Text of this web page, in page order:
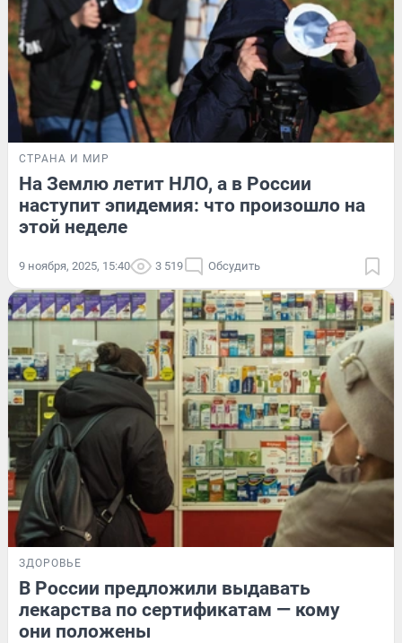
СТРАНА И МИР
На Землю летит НЛО, а в России
наступит эпидемия: что произошло на
этой неделе
9 ноября, 2025, 15:40 3 519 Обсудить
ЗДОРОВЬЕ
В России предложили выдавать
лекарства по сертификатам — кому
они положены